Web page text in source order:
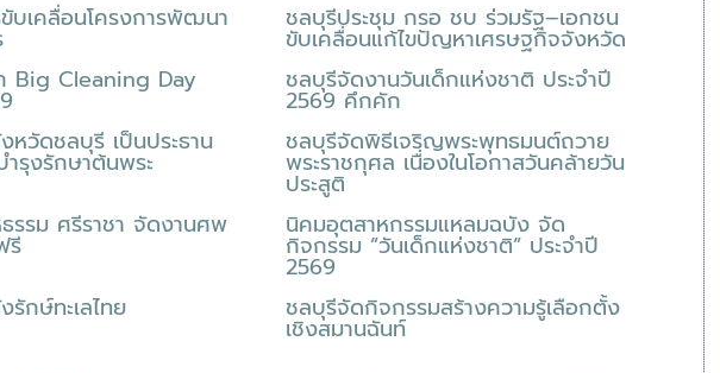
บเคลื่อนโครงการพัฒนา ชลบุรีประชุม กรอ ชบ ร่วมรัฐ–เอกชน
ขับเคลื่อนแก้ไขปัญหาเศรษฐกิจจังหวัด
Big Cleaning Day ชลบุรีจัดงานวันเด็กแห่งชาติ ประจำปี
2569 คึกคัก
หวัดชลบุรี เป็นประธาน
รุงรักษาต้นพระ
ชลบุรีจัดพิธีเจริญพระพุทธมนต์ถวาย
พระราชกุศล เนื่องในโอกาสวันคล้ายวัน
ประสูติ
รม ศรีราชา จัดงานศพ
รี
นิคมอุตสาหกรรมแหลมฉบัง จัด
กิจกรรม ”วันเด็กแห่งชาติ” ประจำปี
2569
กษ์ทะเลไทย ชลบุรีจัดกิจกรรมสร้างความรู้เลือกตั้ง
เชิงสมานฉันท์